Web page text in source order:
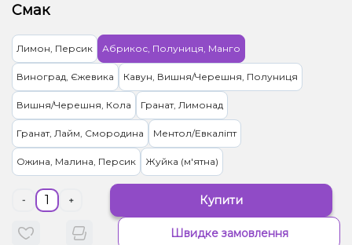
Смак
Лимон, Персик Абрикос, Полуниця, Манго
Виноград, Єжевика Кавун, Вишня/Черешня, Полуниця
Вишня/Черешня, Кола Гранат, Лимонад
Гранат, Лайм, Смородина Ментол/Евкаліпт
Ожина, Малина, Персик Жуйка (м'ятна)
- + Купити
Швидке замовлення